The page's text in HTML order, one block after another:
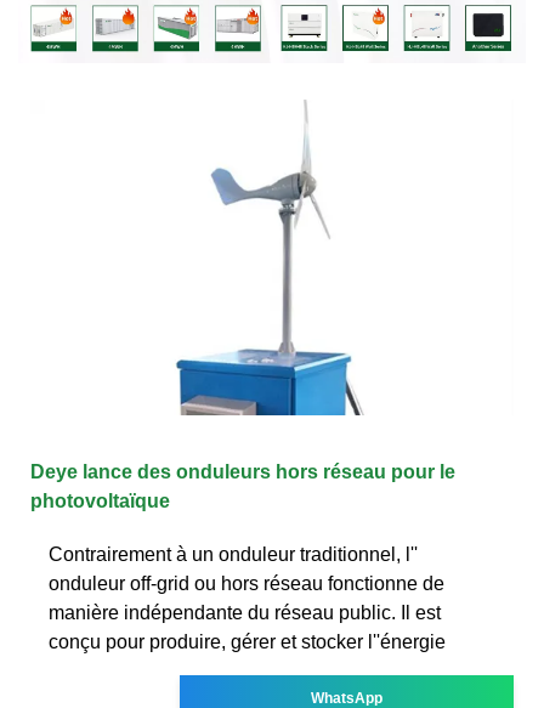
Deye lance des onduleurs hors réseau pour le
photovoltaïque
Contrairement à un onduleur traditionnel, l''
onduleur off-grid ou hors réseau fonctionne de
manière indépendante du réseau public. Il est
conçu pour produire, gérer et stocker l''énergie
WhatsApp